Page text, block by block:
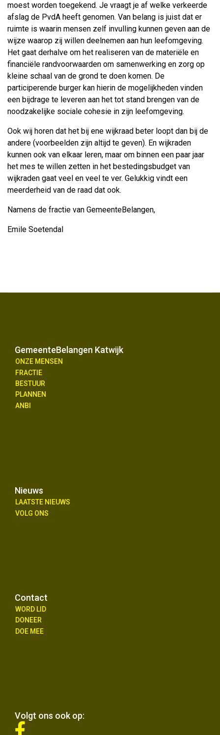
moest worden toegekend. Je vraagt je af welke verkeerde
afslag de PvdA heeft genomen. Van belang is juist dat er
ruimte is waarin mensen zelf invulling kunnen geven aan de
wijze waarop zij willen deelnemen aan hun leefomgeving.
Het gaat derhalve om het realiseren van de materiële en
financiële randvoorwaarden om samenwerking en zorg op
kleine schaal van de grond te doen komen. De
participerende burger kan hierin de mogelijkheden vinden
een bijdrage te leveren aan het tot stand brengen van de
noodzakelijke sociale cohesie in zijn leefomgeving.
Ook wij horen dat het bij ene wijkraad beter loopt dan bij de
andere (voorbeelden zijn altijd te geven). En wijkraden
kunnen ook van elkaar leren, maar om binnen een paar jaar
het mes te willen zetten in het bestedingsbudget van
wijkraden gaat veel en veel te ver. Gelukkig vindt een
meerderheid van de raad dat ook.
Namens de fractie van GemeenteBelangen,
Emile Soetendal
GemeenteBelangen Katwijk
ONZE MENSEN
FRACTIE
BESTUUR
PLANNEN
ANBI
Nieuws
LAATSTE NIEUWS
VOLG ONS
Contact
WORD LID
DONEER
DOE MEE
Volgt ons ook op: